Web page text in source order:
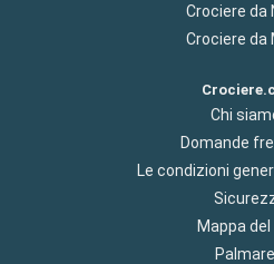
Crociere da
Crociere da
Chi
Domande
Le condizioni
Mappa